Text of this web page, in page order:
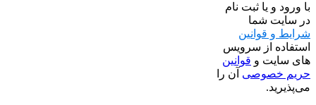
با ورود و یا ثبت نام
در سایت شما
شرایط و قوانین
استفاده از سرویس
های سایت و قوانین
حریم خصوصی آن را
می‌پذیرید.